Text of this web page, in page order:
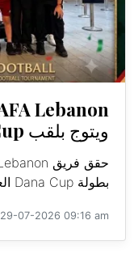
ويتوج بلقب Dana Cup العالمية
بطولة Dana Cup العالمية في الدنمارك لفئة...
29-07-2026 09:16 am